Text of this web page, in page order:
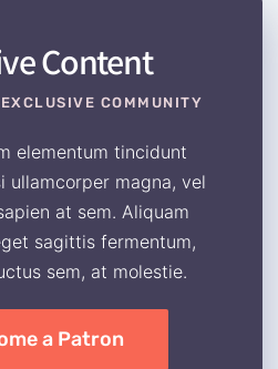
Content
COMMUNITY
elementum tincidunt
ullamcorper magna, vel
at sem. Aliquam
sagittis fermentum,
sem, at molestie.
a Patron